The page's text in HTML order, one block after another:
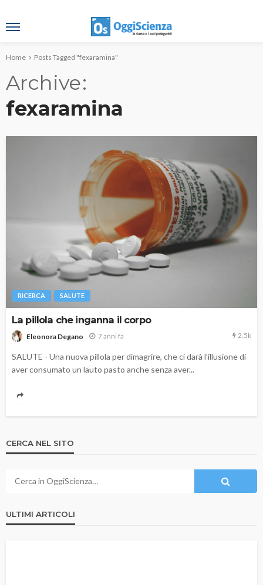
Home Posts Tagged "fexaramina"
Archive
fexaramina
RICERCA SALUTE
La pillola che inganna il corpo
Eleonora Degano 7 anni fa 2.5k
SALUTE - Una nuova pillola per dimagrire, che ci darà l’illusione di
aver consumato un lauto pasto anche senza aver...
CERCA NEL SITO
ULTIMI ARTICOLI